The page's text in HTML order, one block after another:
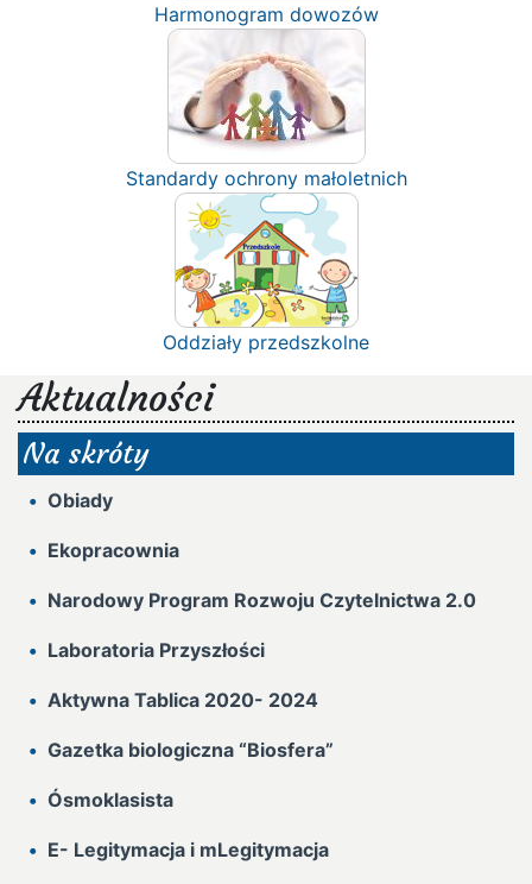
Harmonogram dowozów
Standardy ochrony małoletnich
Oddziały przedszkolne
Aktualności
Na skróty
Obiady
Ekopracownia
Narodowy Program Rozwoju Czytelnictwa 2.0
Laboratoria Przyszłości
Aktywna Tablica 2020- 2024
Gazetka biologiczna “Biosfera”
Ósmoklasista
E- Legitymacja i mLegitymacja